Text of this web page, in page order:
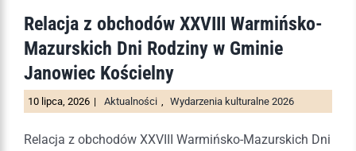
Relacja z obchodów XXVIII Warmińsko-
Mazurskich Dni Rodziny w Gminie
Janowiec Kościelny
10 lipca, 2026 | Aktualności , Wydarzenia kulturalne 2026
Relacja z obchodów XXVIII Warmińsko-Mazurskich Dni